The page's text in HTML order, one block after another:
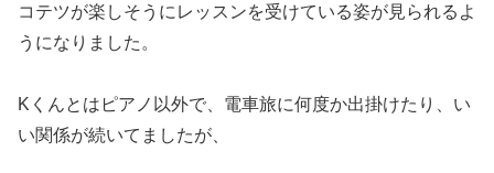
コテツが楽しそうにレッスンを受けている姿が見られるよ
うになりました。
Kくんとはピアノ以外で、電車旅に何度か出掛けたり、い
い関係が続いてましたが、